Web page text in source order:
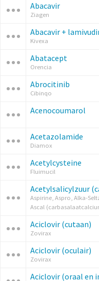
Abacavir
Ziagen
Abacavir +
Kivexa
Abatacept
Orencia
Abrocitinib
Cibinqo
Acenocoumarol
Acetazolamide
Diamox
Acetylcysteine
Fluimucil
Acetylsalicylzuur
Aspirine, Aspro, Alka-
Ascal
Aciclovir (cutaan)
Zovirax
Aciclovir (oculair)
Zovirax
Aciclovir (oraal en